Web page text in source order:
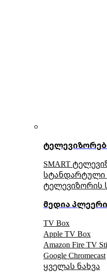
SMART
სტანდარტული
ტელევიზორის
მედია პლეერი
TV Box
Apple TV Box
Amazon Fire TV
Google Chromecast
ყველას ნახვა